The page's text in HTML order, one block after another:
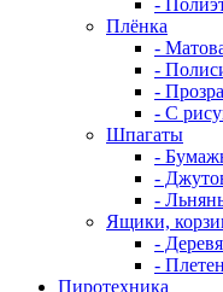
-
Плёнка
-
-
-
- С
Шпагаты
-
-
-
Ящики,
-
-
Пиротехника